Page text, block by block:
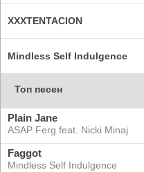
XXXTENTACION
Mindless Self Indulgence
Топ песен
Plain Jane
ASAP Ferg feat. Nicki Minaj
Faggot
Mindless Self Indulgence